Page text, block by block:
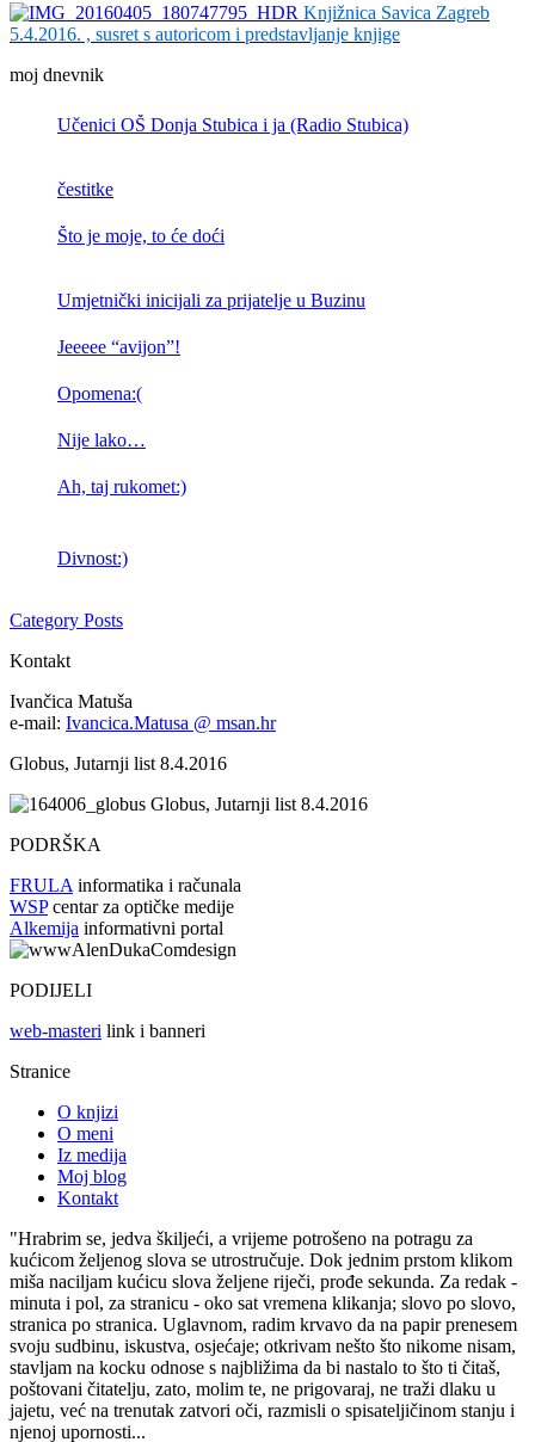
Knjižnica Savica Zagreb
5.4.2016. , susret s autoricom i predstavljanje knjige
moj dnevnik
Učenici OŠ Donja Stubica i ja (Radio Stubica)
čestitke
Što je moje, to će doći
Umjetnički inicijali za prijatelje u Buzinu
Jeeeee “avijon”!
Opomena:(
Nije lako…
Ah, taj rukomet:)
Divnost:)
Category Posts
Kontakt
Ivančica Matuša
e-mail: Ivancica.Matusa @ msan.hr
Globus, Jutarnji list 8.4.2016
Globus, Jutarnji list 8.4.2016
PODRŠKA
FRULA informatika i računala
WSPcentar za optičke medije
Alkemija informativni portal
PODIJELI
web-masteri link i banneri
Stranice
O knjizi
O meni
Iz medija
Moj blog
Kontakt
"Hrabrim se, jedva škiljeći, a vrijeme potrošeno na potragu za
kućicom željenog slova se utrostručuje. Dok jednim prstom klikom
miša naciljam kućicu slova željene riječi, prođe sekunda. Za redak -
minuta i pol, za stranicu - oko sat vremena klikanja; slovo po slovo,
stranica po stranica. Uglavnom, radim krvavo da na papir prenesem
svoju sudbinu, iskustva, osjećaje; otkrivam nešto što nikome nisam,
stavljam na kocku odnose s najbližima da bi nastalo to što ti čitaš,
poštovani čitatelju, zato, molim te, ne prigovaraj, ne traži dlaku u
jajetu, već na trenutak zatvori oči, razmisli o spisateljičinom stanju i
njenoj upornosti...